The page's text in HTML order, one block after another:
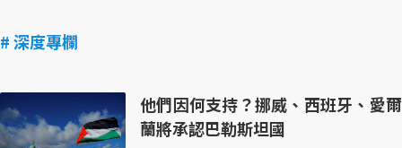
# 深度專欄
他們因何支持？挪威、西班牙、愛爾
蘭將承認巴勒斯坦國